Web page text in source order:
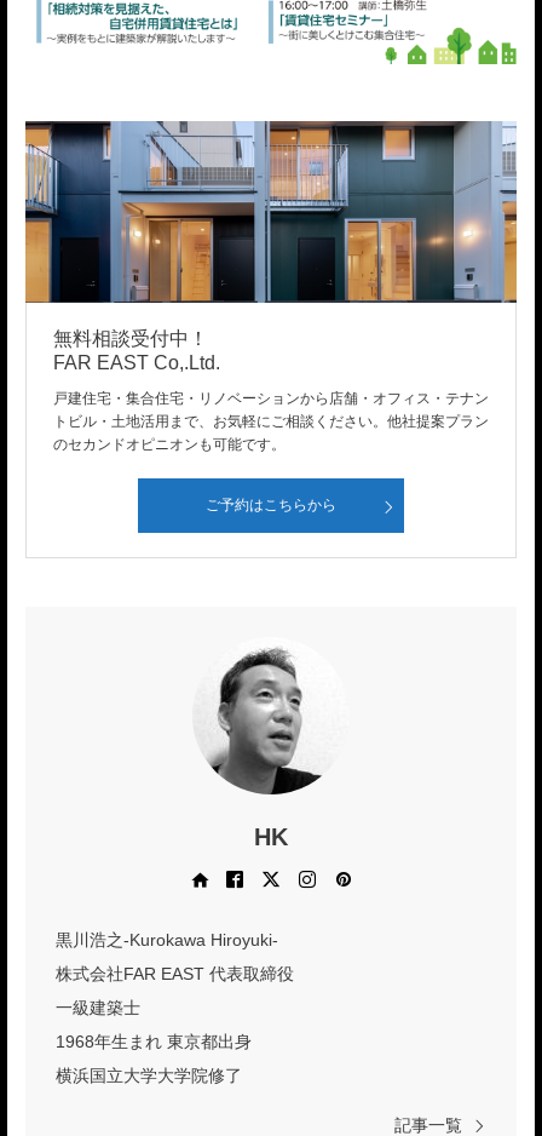
無料相談受付中！
FAR EAST Co,.Ltd.
戸建住宅・集合住宅・リノベーションから店舗・オフィス・テナン
トビル・土地活用まで、お気軽にご相談ください。他社提案プラン
のセカンドオピニオンも可能です。
ご予約はこちらから
HK
InstagramPinterest
黒川浩之-Kurokawa Hiroyuki-
株式会社FAR EAST 代表取締役
一級建築士
1968年生まれ 東京都出身
横浜国立大学大学院修了
記事一覧